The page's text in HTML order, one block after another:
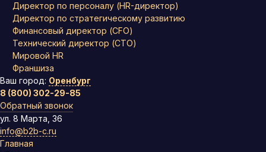
Директор по персоналу (HR-директор)
Директор по стратегическому развитию
Финансовый директор (CFO)
Технический директор (CTO)
Мировой HR
Франшиза
Ваш город: Оренбург
8 (800) 302-29-85
Обратный звонок
ул. 8 Марта, 36
info@b2b-c.ru
Главная